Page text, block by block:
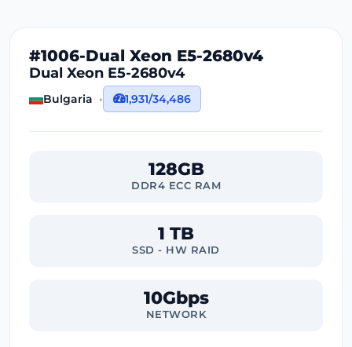
#1006-Dual Xeon E5-2680v4
Dual Xeon E5-2680v4
Bulgaria 1,931/34,486
128GB
DDR4 ECC RAM
1 TB
SSD - HW RAID
10Gbps
NETWORK